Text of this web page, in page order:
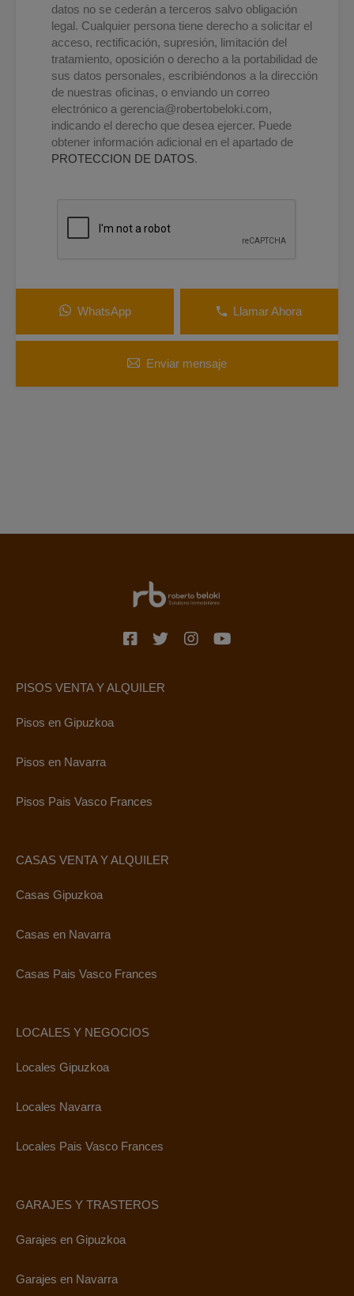
datos no se cederán a terceros salvo obligación
legal. Cualquier persona tiene derecho a solicitar el
acceso, rectificación, supresión, limitación del
tratamiento, oposición o derecho a la portabilidad de
sus datos personales, escribiéndonos a la dirección
de nuestras oficinas, o enviando un correo
electrónico a gerencia@robertobeloki.com,
indicando el derecho que desea ejercer. Puede
obtener información adicional en el apartado de
PROTECCION DE DATOS.
WhatsApp Llamar Ahora
Enviar mensaje
PISOS VENTA Y ALQUILER
Pisos en Gipuzkoa
Pisos en Navarra
Pisos Pais Vasco Frances
CASAS VENTA Y ALQUILER
Casas Gipuzkoa
Casas en Navarra
Casas Pais Vasco Frances
LOCALES Y NEGOCIOS
Locales Gipuzkoa
Locales Navarra
Locales Pais Vasco Frances
GARAJES Y TRASTEROS
Garajes en Gipuzkoa
Garajes en Navarra